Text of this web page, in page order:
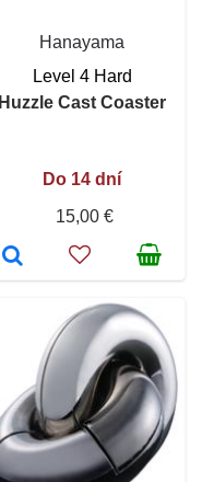
Hanayama
Level 4 Hard
Huzzle Cast Coaster
Do 14 dní
15,00 €